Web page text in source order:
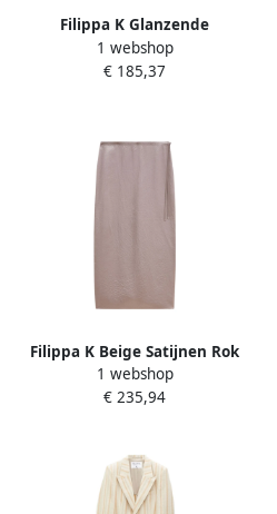
Filippa K Glanzende
zakblouse Beige Dames
1 webshop
€ 185,37
Filippa K Beige Satijnen Rok
met Zijsplit Beige Dames
1 webshop
€ 235,94